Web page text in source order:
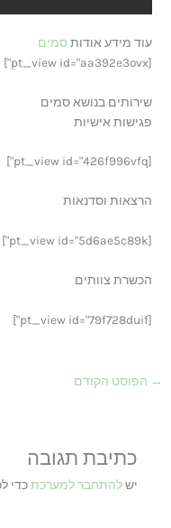
עוד מידע אודותסמים
[pt_view id="aa392e3ovx"]
שירותים בנושא סמים
פגישות אישיות
[pt_view id="426f996vfq"]
הרצאות וסדנאות
[pt_view id="5d6ae5c89k"]
הכשרת צוותים
[pt_view id="79f728duif"]
→ הפוסט הקודם
כתיבת תגובה
ישלהתחבר למערכתכדי